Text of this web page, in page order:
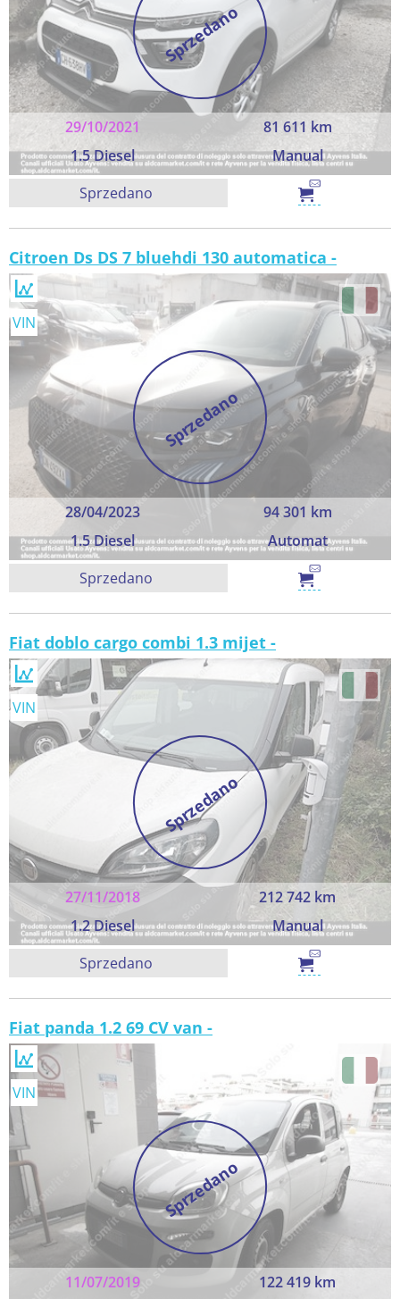
Sprzedano
29/10/2021
81 611 km
1.5 Diesel
Manual
Sprzedano
Citroen Ds DS 7 bluehdi 130 automatica -
Sprzedano
28/04/2023
94 301 km
1.5 Diesel
Automat
VIN
Sprzedano
Fiat doblo cargo combi 1.3 mijet -
Sprzedano
27/11/2018
212 742 km
1.2 Diesel
Manual
VIN
Sprzedano
Fiat panda 1.2 69 CV van -
Sprzedano
11/07/2019 122 419 km
VIN